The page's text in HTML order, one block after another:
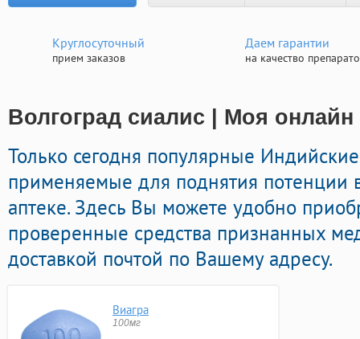
Круглосуточный
прием заказов
Даем гарантии
на качество
Волгоград сиалис | Моя онлайн
Только сегодня популярные
применяемые для поднятия потенции
аптеке. Здесь Вы можете удобно
проверенные средства признанных
доставкой почтой по Вашему адресу.
Виагра
100мг